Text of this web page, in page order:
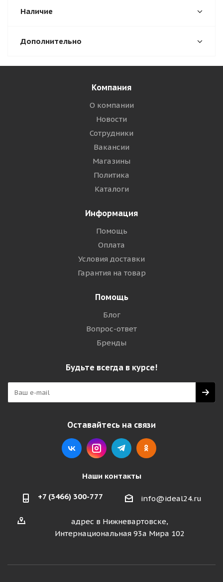
Наличие
Дополнительно
Компания
О компании
Новости
Сотрудники
Вакансии
Магазины
Политика
Каталоги
Информация
Помощь
Оплата
Условия доставки
Гарантия на товар
Помощь
Блог
Вопрос-ответ
Бренды
Будьте всегда в курсе!
Оставайтесь на связи
Наши контакты
+7 (3466) 300-777 info@ideal24.ru
адрес в Нижневартовске,
Интернациональная 93а Мира 102